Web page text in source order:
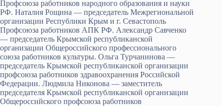
Профсоюза работников народного образования и науки
РФ. Наталия Рощина — председатель Межрегиональной
организации Республики Крым и г. Севастополь
Профсоюза работников АПК РФ. Александр Савченко
— председатель Крымской республиканской
организации Общероссийского профессионального
союза работников культуры. Ольга Турчанинова —
председатель Крымской республиканской организации
профсоюза работников здравоохранения Российской
Федерации. Людмила Никонова — заместитель
председателя Крымской республиканской организации
Общероссийского профсоюза работников